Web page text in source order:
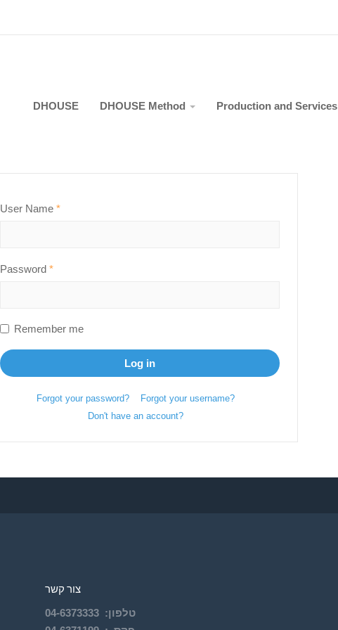
DHOUSE DHOUSE Method Production and Services
User Name *
Password *
Remember me
Log in
Forgot your password?
Forgot your username?
Don't have an account?
צור קשר
טלפון:
04-6373333